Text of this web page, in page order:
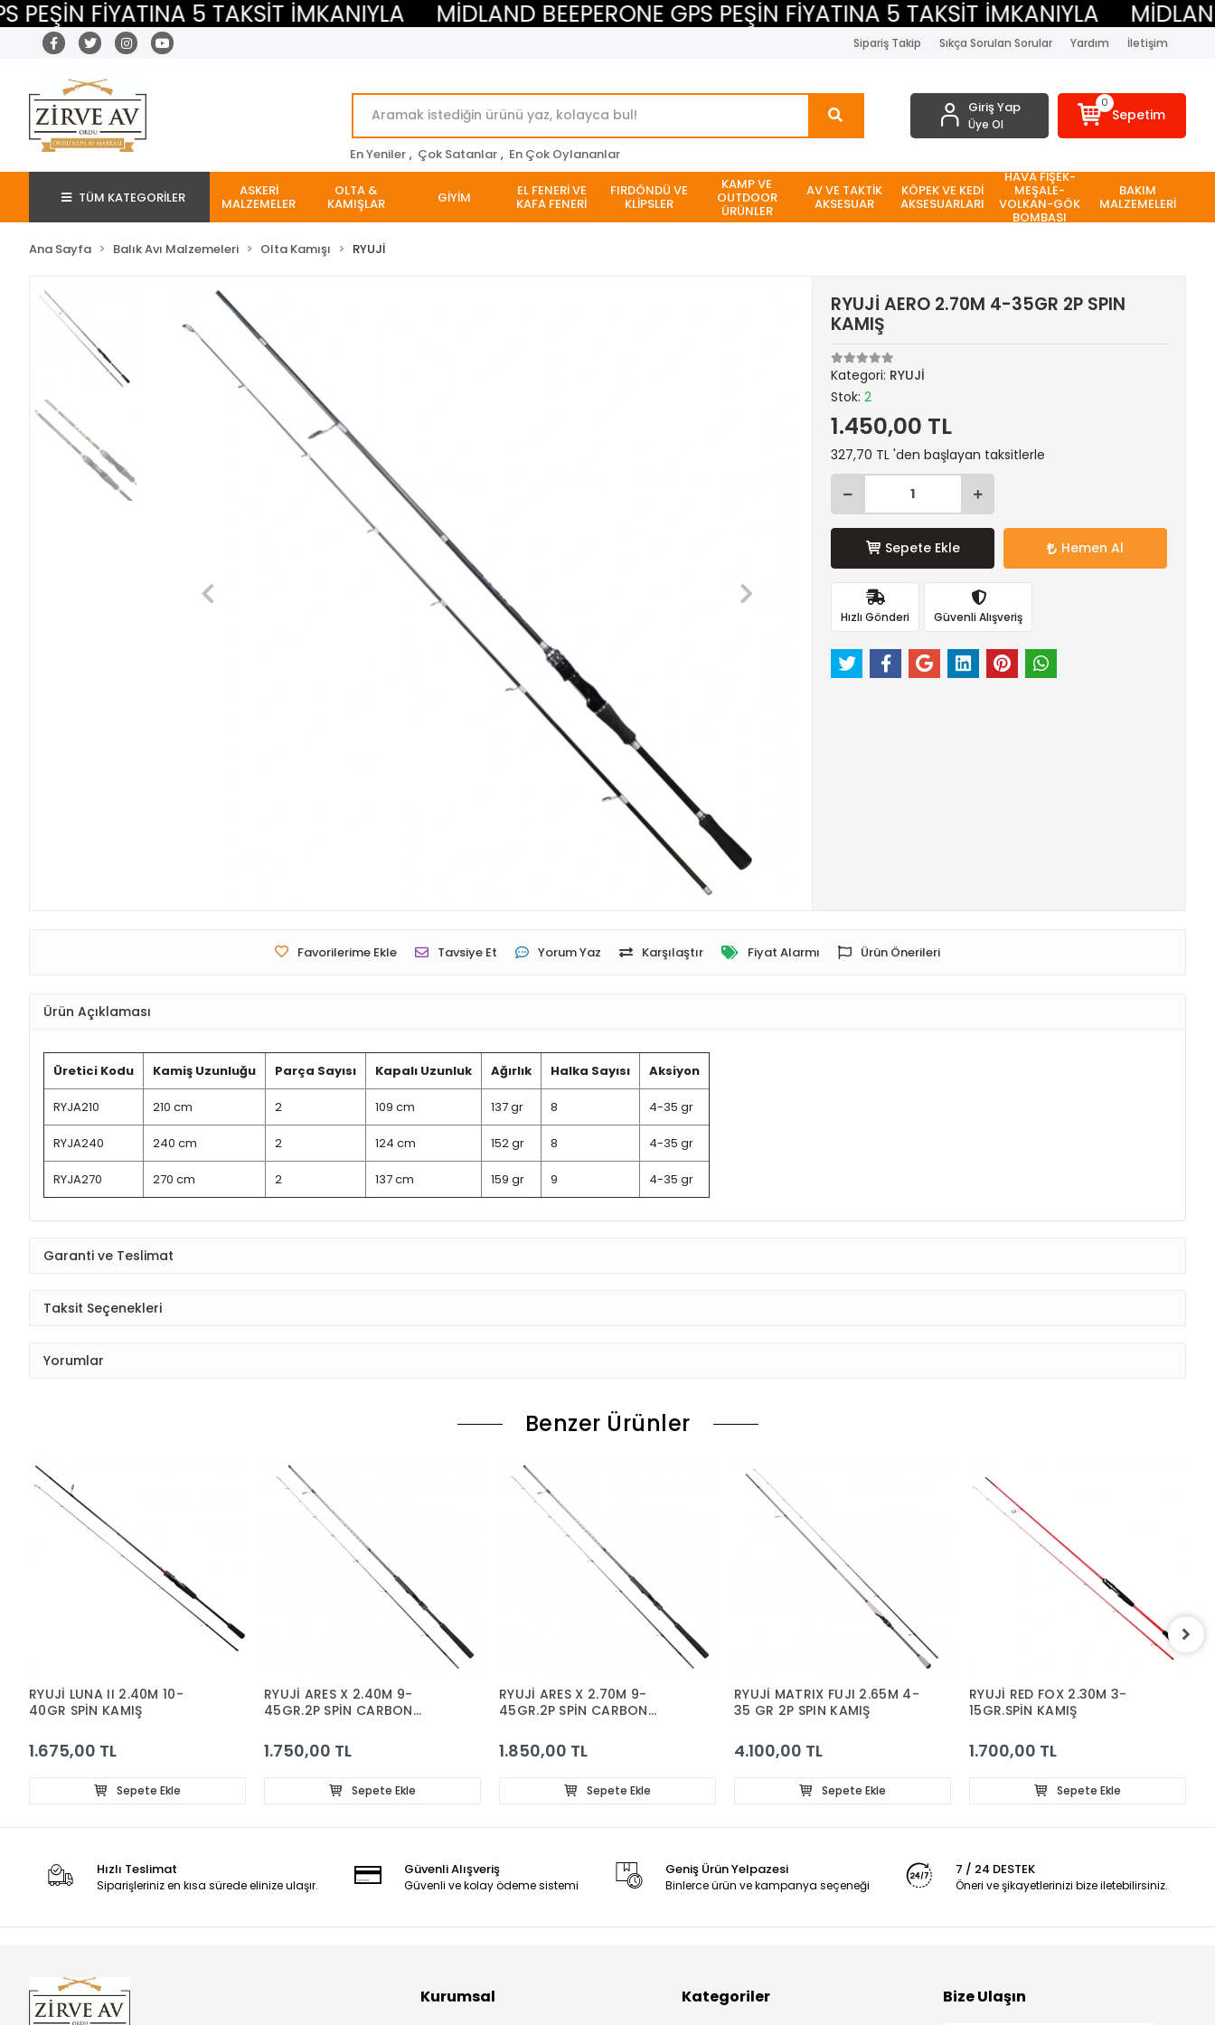
FİYATINA 5 TAKSİT İMKANIYLA MİDLAND BEEPERONE GPS PEŞİN FİYATINA 5 TAKSİT İMKANIYLA MİDLAND
Sipariş Takip Sıkça Sorulan Sorular Yardım İletişim
En Yeniler , Çok Satanlar , En Çok Oylananlar
Giriş Yap
Üye Ol
0
Sepetim
TÜM KATEGORİLER ASKERİ
MALZEMELER
OLTA &
KAMIŞLAR GİYİM EL FENERİ VE
KAFA FENERİ
FIRDÖNDÜ VE
KLİPSLER
KAMP VE
OUTDOOR
ÜRÜNLER
AV VE TAKTİK
AKSESUAR
KÖPEK VE KEDİ
AKSESUARLARI
HAVA FİŞEK-
MEŞALE-
VOLKAN-GÖK
BOMBASI
BAKIM
MALZEMELERİ
Ana Sayfa Balık Avı Malzemeleri Olta Kamışı RYUJİ
RYUJİ AERO 2.70M 4-35GR 2P SPIN
KAMIŞ
Kategori: RYUJİ
Stok:2
1.450,00 TL
327,70 TL 'den başlayan taksitlerle
Sepete Ekle Hemen Al
Hızlı Gönderi Güvenli Alışveriş
Favorilerime Ekle Tavsiye Et Yorum Yaz Karşılaştır Fiyat Alarmı Ürün Önerileri
Ürün Açıklaması
Üretici Kodu Kamiş Uzunluğu Parça Sayısı Kapalı Uzunluk Ağırlık Halka Sayısı Aksiyon
RYJA210 210 cm 2 109 cm 137 gr 8 4-35 gr
RYJA240 240 cm 2 124 cm 152 gr 8 4-35 gr
RYJA270 270 cm 2 137 cm 159 gr 9 4-35 gr
Garanti ve Teslimat
Taksit Seçenekleri
Yorumlar
Benzer Ürünler
RYUJİ LUNA II 2.40M 10-
40GR SPİN KAMIŞ
1.675,00 TL
Sepete Ekle
RYUJİ ARES X 2.40M 9-
45GR.2P SPİN CARBON
1.750,00 TL
Sepete Ekle
RYUJİ ARES X 2.70M 9-
45GR.2P SPİN CARBON
1.850,00 TL
Sepete Ekle
RYUJİ MATRIX FUJI 2.65M 4-
35 GR 2P SPIN KAMIŞ
4.100,00 TL
Sepete Ekle
RYUJİ RED FOX 2.30M 3-
15GR.SPİN KAMIŞ
1.700,00 TL
Sepete Ekle
Hızlı Teslimat
Siparişleriniz en kısa sürede elinize ulaşır.
Güvenli Alışveriş
Güvenli ve kolay ödeme sistemi
Geniş Ürün Yelpazesi
Binlerce ürün ve kampanya seçeneği
7 / 24 DESTEK
Öneri ve şikayetlerinizi bize iletebilirsiniz.
Kurumsal Kategoriler Bize Ulaşın